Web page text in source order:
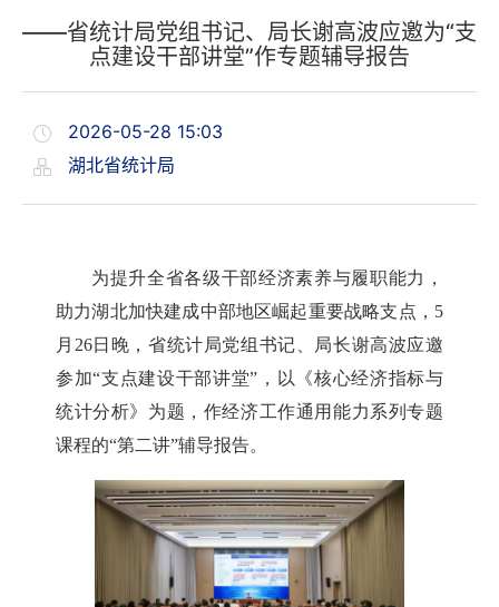
——省统计局党组书记、局长谢高波应邀为“支
点建设干部讲堂”作专题辅导报告
2026-05-28 15:03
湖北省统计局
为提升全省各级干部经济素养与履职能力，
助力湖北加快建成中部地区崛起重要战略支点，5
月26日晚，省统计局党组书记、局长谢高波应邀
参加“支点建设干部讲堂”，以《核心经济指标与
统计分析》为题，作经济工作通用能力系列专题
课程的“第二讲”辅导报告。